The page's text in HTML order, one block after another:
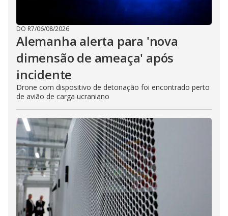
DO R7/06/08/2026
Alemanha alerta para 'nova
dimensão de ameaça' após
incidente
Drone com dispositivo de detonação foi encontrado perto
de avião de carga ucraniano